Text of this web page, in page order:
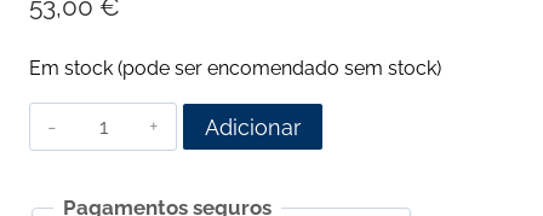
53,00 €
Em stock (pode ser encomendado sem stock)
Quantidade
de
Adicionar
Pagamentos seguros